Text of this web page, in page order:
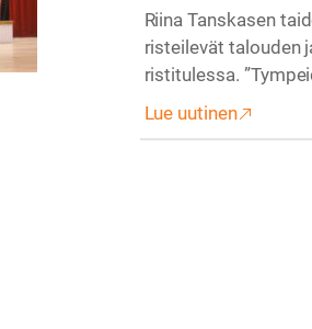
Riina Tanskasen
risteilevät talouden
ristitulessa.
Lue uutinen